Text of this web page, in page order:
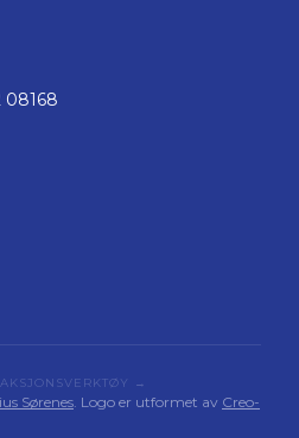
08168
→
Sørenes. Logo er utformet av Creo-